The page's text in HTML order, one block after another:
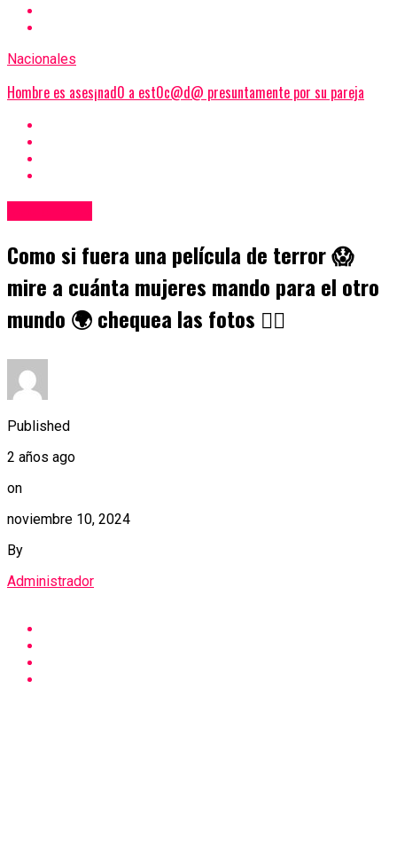
Nacionales
Hombre es ases¡nad0 a est0c@d@ presuntamente por su pareja
Como si fuera una película de terror 😱
mire a cuánta mujeres mando para el otro
mundo 🌍 chequea las fotos 👇🏼
Published
2 años ago
on
noviembre 10, 2024
By
Administrador